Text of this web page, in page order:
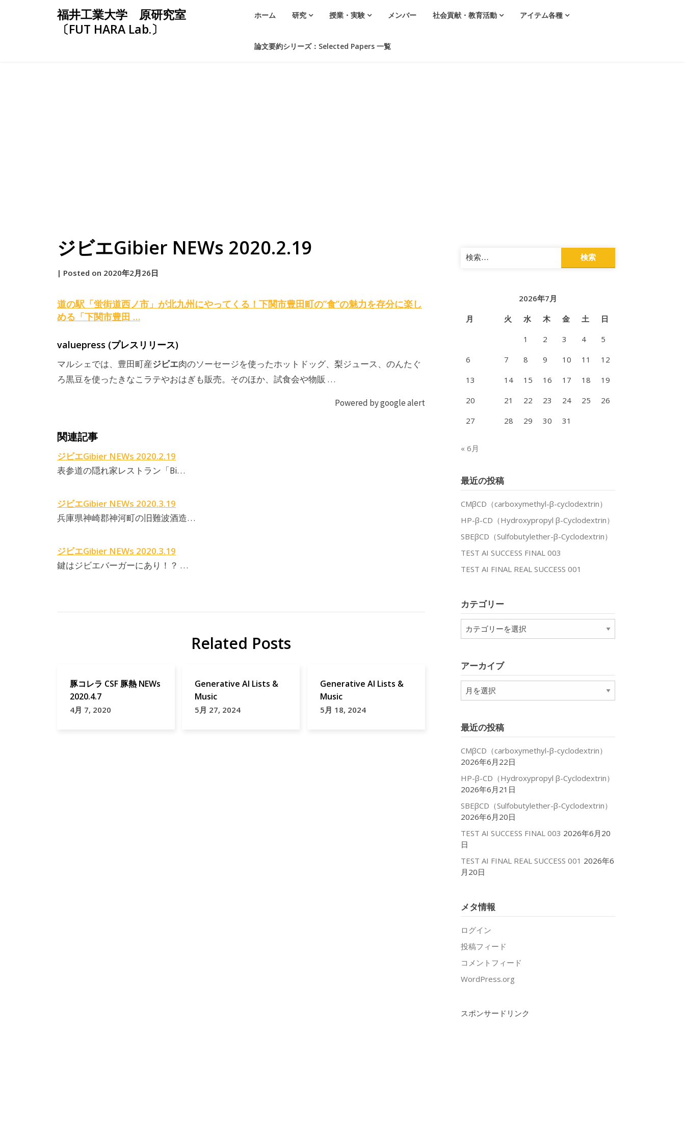
福井工業大学 原研究室
〔FUT HARA Lab.〕
ホーム 研究 授業・実験 メンバー 社会貢献・教育活動 アイテム各種
論文要約シリーズ：Selected Papers 一覧
ジビエGibier NEWs 2020.2.19
by
| Posted on 2020年2月26日
道の駅「蛍街道西ノ市」が北九州にやってくる！下関市豊田町の”食”の魅力を存分に楽し
める「下関市豊田 …
valuepress (プレスリリース)
マルシェでは、豊田町産ジビエ肉のソーセージを使ったホットドッグ、梨ジュース、のんたぐ
ろ黒豆を使ったきなこラテやおはぎも販売。そのほか、試食会や物販 …
Powered by google alert
関連記事
ジビエGibier NEWs 2020.2.19
表参道の隠れ家レストラン「Bi…
ジビエGibier NEWs 2020.3.19
兵庫県神崎郡神河町の旧難波酒造…
ジビエGibier NEWs 2020.3.19
鍵はジビエバーガーにあり！？ …
Related Posts
豚コレラ CSF 豚熱 NEWs
2020.4.7
4月 7, 2020
Generative AI Lists &
Music
5月 27, 2024
Generative AI Lists &
Music
5月 18, 2024
検
索:
2026年7月
月
火 水 木 金 土
日
1
2 3 4
5
6
7 8 9 10 11
12
13
14 15 16 17 18
19
20
21 22 23 24 25
26
27
28 29 30 31
« 6月
最近の投稿
CMβCD（carboxymethyl-β-cyclodextrin）
HP-β-CD（Hydroxypropyl β-Cyclodextrin）
SBEβCD（Sulfobutylether-β-Cyclodextrin）
TEST AI SUCCESS FINAL 003
TEST AI FINAL REAL SUCCESS 001
カテゴリー
テ
ー
アーカイブ
ア
ー
ブ
最近の投稿
CMβCD（carboxymethyl-β-cyclodextrin）
2026年6月22日
HP-β-CD（Hydroxypropyl β-Cyclodextrin）
2026年6月21日
SBEβCD（Sulfobutylether-β-Cyclodextrin）
2026年6月20日
TEST AI SUCCESS FINAL 003 2026年6月20
日
TEST AI FINAL REAL SUCCESS 001 2026年6
月20日
メタ情報
ログイン
投稿フィード
コメントフィード
WordPress.org
スポンサードリンク